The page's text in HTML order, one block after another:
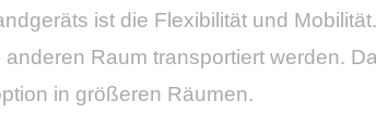
ist die Flexibilität und
Raum transportiert werden.
in größeren Räumen.